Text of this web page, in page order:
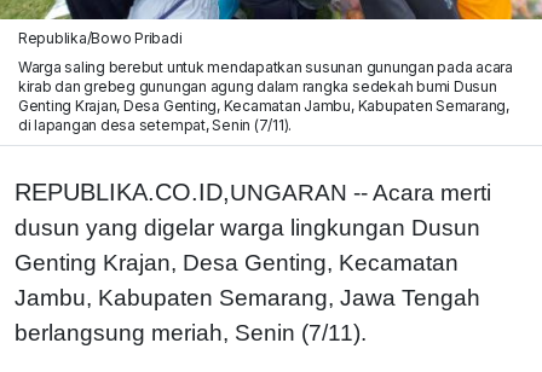
Republika/Bowo Pribadi
Warga saling berebut untuk mendapatkan susunan gunungan pada acara
kirab dan grebeg gunungan agung dalam rangka sedekah bumi Dusun
Genting Krajan, Desa Genting, Kecamatan Jambu, Kabupaten Semarang,
di lapangan desa setempat, Senin (7/11).
REPUBLIKA.CO.ID,UNGARAN -- Acara merti
dusun yang digelar warga lingkungan Dusun
Genting Krajan, Desa Genting, Kecamatan
Jambu, Kabupaten Semarang, Jawa Tengah
berlangsung meriah, Senin (7/11).